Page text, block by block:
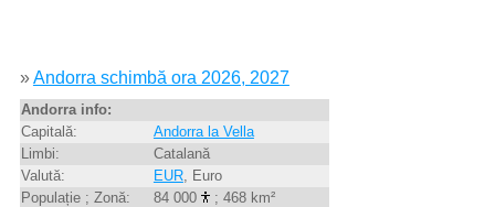
»Andorra schimbă ora 2026, 2027
Andorra info:
Capitală:
Andorra la Vella
Limbi:
Catalană
Valută:
EUR, Euro
Populație ; Zonă:
84 000
; 468 km²